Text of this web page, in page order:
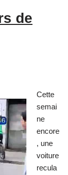
de
Cette
semai
ne
encore
, une
voiture
recula